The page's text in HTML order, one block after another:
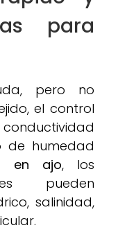
para
pero no
el control
de humedad
en ajo, los
pueden
salinidad,